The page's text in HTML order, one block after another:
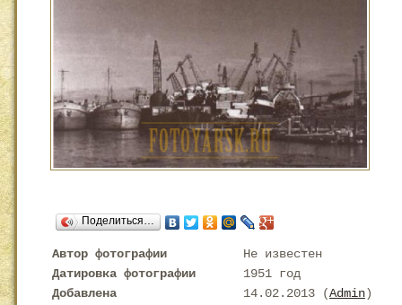
Поделиться…
Автор фотографии
Не известен
Датировка фотографии
1951 год
Добавлена
14.02.2013 (Admin)